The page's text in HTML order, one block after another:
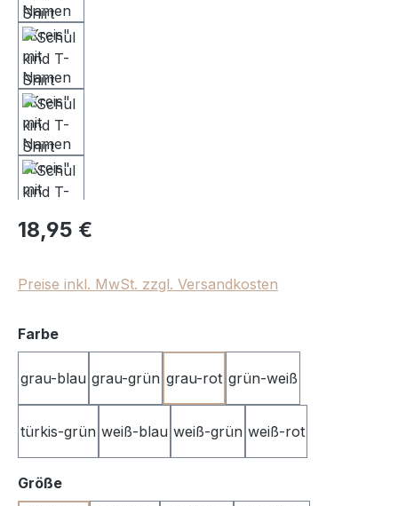
Regulärer Preis:
18,95 €
Preise inkl. MwSt. zzgl. Versandkosten
Farbeauswählen
grau-blau grau-grün grau-rot grün-weiß
türkis-grün weiß-blau weiß-grün weiß-rot
Größeauswählen